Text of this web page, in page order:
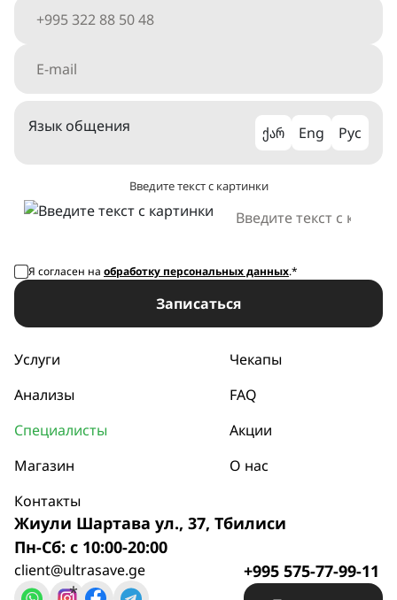
Язык общения ქარ Eng Рус
Введите текст с картинки
Я согласен на обработку персональных данных.*
Записаться
Услуги
Чекапы
Анализы
FAQ
Специалисты
Акции
Магазин
О нас
Контакты
Жиули Шартава ул., 37, Тбилиси
Пн-Сб: с 10:00-20:00
client@ultrasave.ge
*
+995 575-77-99-11